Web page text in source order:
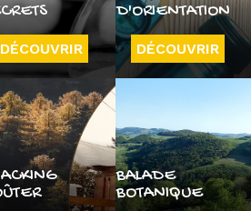
DÉCOUVRIR
D'ORIENTATION
DÉCOUVRIR
BALADE
BOTANIQUE